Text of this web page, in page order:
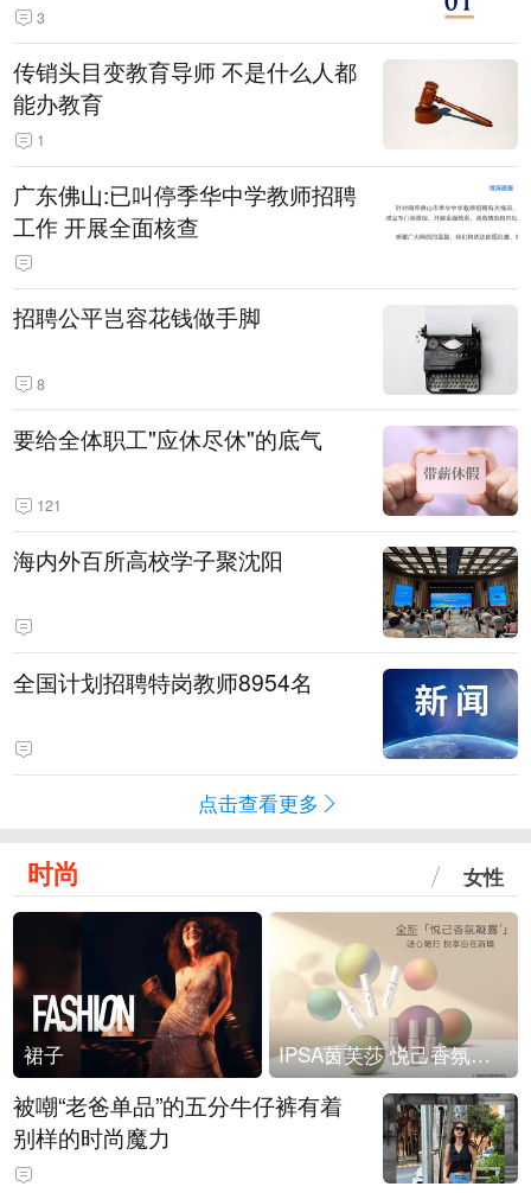
3
传销头目变教育导师 不是什么人都
能办教育
1
广东佛山:已叫停季华中学教师招聘
工作 开展全面核查
招聘公平岂容花钱做手脚
8
要给全体职工"应休尽休"的底气
121
海内外百所高校学子聚沈阳
全国计划招聘特岗教师8954名
点击查看更多
时尚 女性
裙子 IPSA茵芙莎 悦己香氛凝露上市
被嘲“老爸单品”的五分牛仔裤有着
别样的时尚魔力